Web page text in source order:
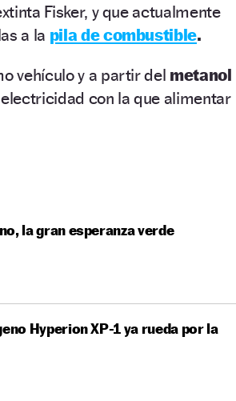
Fisker, y que actualmente
a la pila de combustible.
vehículo y a partir del metanol
con la que alimentar
la gran esperanza verde
Hyperion XP-1 ya rueda por la